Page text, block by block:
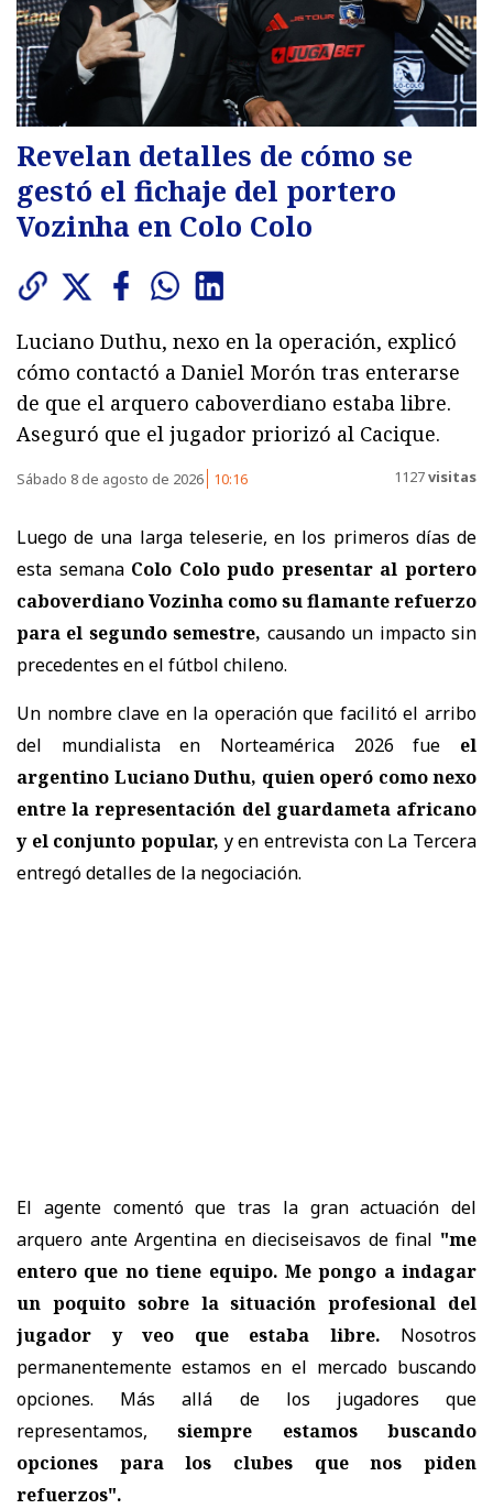
Revelan detalles de cómo se
gestó el fichaje del portero
Vozinha en Colo Colo
Luciano Duthu, nexo en la operación, explicó
cómo contactó a Daniel Morón tras enterarse
de que el arquero caboverdiano estaba libre.
Aseguró que el jugador priorizó al Cacique.
Sábado 8 de agosto de 2026 10:16 1127visitas
Luego de una larga teleserie, en los primeros días de
esta semana Colo Colo pudo presentar al portero
caboverdiano Vozinha como su flamante refuerzo
para el segundo semestre, causando un impacto sin
precedentes en el fútbol chileno.
Un nombre clave en la operación que facilitó el arribo
del mundialista en Norteamérica 2026 fue el
argentino Luciano Duthu, quien operó como nexo
entre la representación del guardameta africano
y el conjunto popular, y en entrevista con La Tercera
entregó detalles de la negociación.
El agente comentó que tras la gran actuación del
arquero ante Argentina en dieciseisavos de final "me
entero que no tiene equipo. Me pongo a indagar
un poquito sobre la situación profesional del
jugador y veo que estaba libre. Nosotros
permanentemente estamos en el mercado buscando
opciones. Más allá de los jugadores que
representamos,siempre estamos buscando
opciones para los clubes que nos piden
refuerzos".